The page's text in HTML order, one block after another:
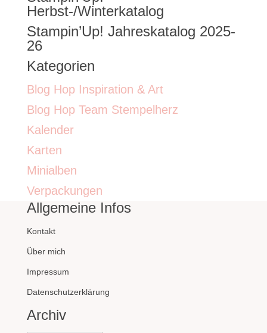
Herbst-/Winterkatalog
Stampin’Up! Jahreskatalog 2025-
26
Kategorien
Blog Hop Inspiration & Art
Blog Hop Team Stempelherz
Kalender
Karten
Minialben
Verpackungen
Allgemeine Infos
Kontakt
Über mich
Impressum
Datenschutzerklärung
Archiv